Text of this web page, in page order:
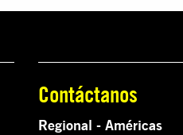
Contáctanos
Regional - Américas